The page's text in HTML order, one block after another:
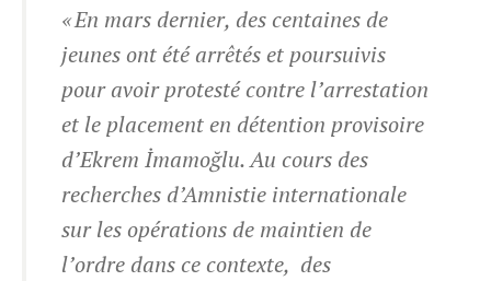
« En mars dernier, des centaines de
jeunes ont été arrêtés et poursuivis
pour avoir protesté contre l’arrestation
et le placement en détention provisoire
d’Ekrem İmamoğlu. Au cours des
recherches d’Amnistie internationale
sur les opérations de maintien de
l’ordre dans ce contexte, des